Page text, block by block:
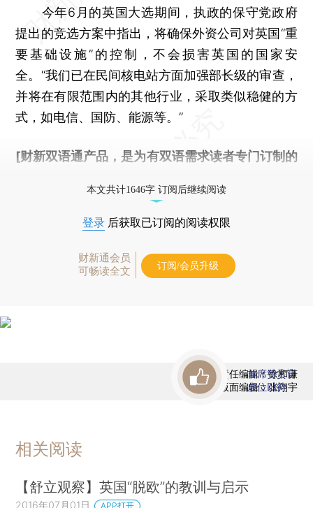
今年6月的英国大选期间，执政的保守党政府
提出的竞选方案中指出，将确保外资公司对英国“重
要基础设施”的控制，不会损害英国的国家安
全。“我们已在民间核电站方面加强部长级的审查，
并将在有限范围内的其他行业，采取类似稳健的方
式，如电信、国防、能源等。”
[财新双语通产品，是为有双语需求读者专门订制的
本文共计1646字 订阅后继续阅读
登录 后获取已订阅的阅读权限
财新通会员
可畅读全文
订阅/会员升级
责任编辑：徐和谦
版面编辑：张翔宇
首席赞赏官
虚位以待
相关阅读
【舒立观察】英国“脱欧”的教训与启示
2016年07月01日 APP打开